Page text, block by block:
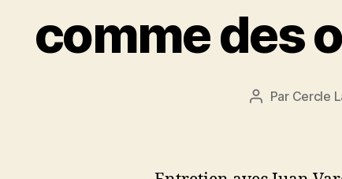
comme des
Auteur
Par Cercle